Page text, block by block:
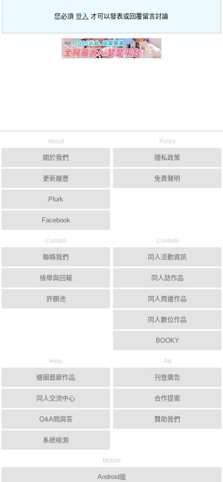
您必須登入 才可以發表或回覆留言討論
About
關於我們
更新履歷
Plurk
Facebook
Policy
隱私政策
免責聲明
Contact
聯絡我們
檢舉與回報
許願池
Content
同人活動資訊
同人誌作品
同人周邊作品
同人數位作品
BOOKY
Help
繪圖藝廊作品
同人交流中心
Q&A問與答
系統檢測
Ad
刊登廣告
合作提案
贊助我們
Mobile
Android版